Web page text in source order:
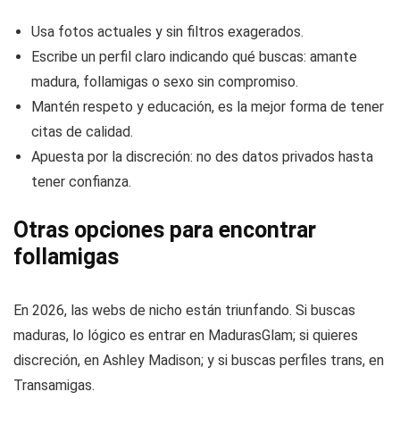
Usa fotos actuales y sin filtros exagerados.
Escribe un perfil claro indicando qué buscas: amante
madura, follamigas o sexo sin compromiso.
Mantén respeto y educación, es la mejor forma de tener
citas de calidad.
Apuesta por la discreción: no des datos privados hasta
tener confianza.
Otras opciones para encontrar
follamigas
En 2026, las webs de nicho están triunfando. Si buscas
maduras, lo lógico es entrar en MadurasGlam; si quieres
discreción, en Ashley Madison; y si buscas perfiles trans, en
Transamigas.